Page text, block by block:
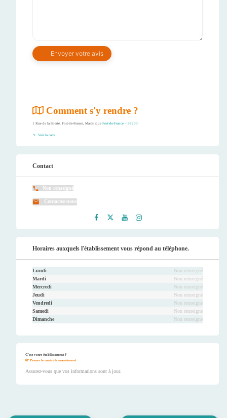
Comment s'y rendre ?
1 Rue de la liberté, Fort-de-France, Martinique Fort-de-France – 97200
Voir la carte
Contact
Non renseigné
Contactez-nous
ook
er
be
ram
Horaires auxquels l'établissement vous répond au téléphone.
Lundi
Non renseigné
Mardi
Non renseigné
Mercredi
Non renseigné
Jeudi
Non renseigné
Vendredi
Non renseigné
Samedi
Non renseigné
Dimanche
Non renseigné
C'est votre établissement ?
Prenez le contrôle maintenant.
Assurez-vous que vos informations sont à jour.